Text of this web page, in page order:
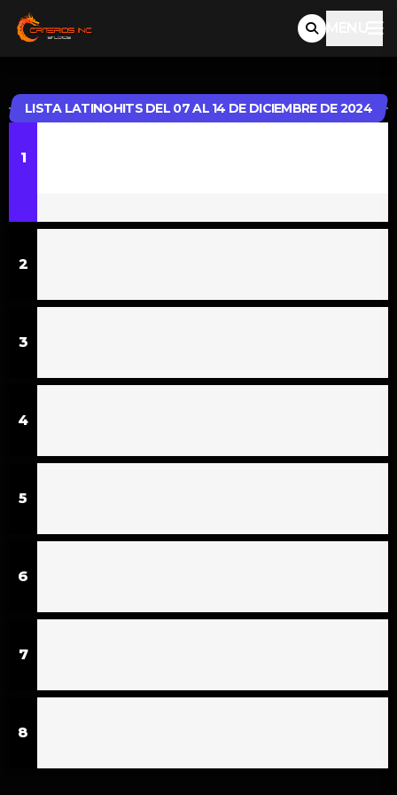
MENU
LISTA LATINOHITS DEL 07 AL 14 DE DICIEMBRE DE 2024